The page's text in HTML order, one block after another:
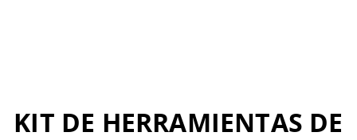
KIT DE HERRAMIENTAS DE